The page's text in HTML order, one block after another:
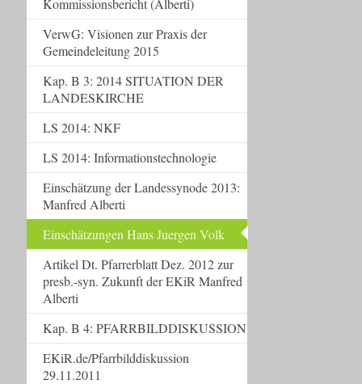
Kommissionsbericht (Alberti)
VerwG: Visionen zur Praxis der
Gemeindeleitung 2015
Kap. B 3: 2014 SITUATION DER
LANDESKIRCHE
LS 2014: NKF
LS 2014: Informationstechnologie
Einschätzung der Landessynode 2013:
Manfred Alberti
Einschätzungen Hans Juergen Volk
Artikel Dt. Pfarrerblatt Dez. 2012 zur
presb.-syn. Zukunft der EKiR Manfred
Alberti
Kap. B 4: PFARRBILDDISKUSSION
EKiR.de/Pfarrbilddiskussion
29.11.2011